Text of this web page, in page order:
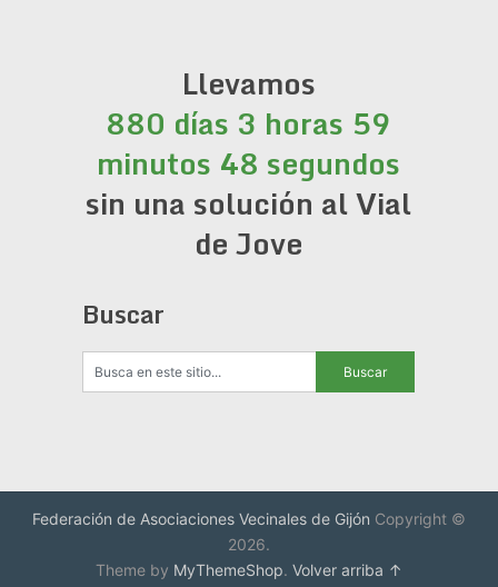
Llevamos
880 días 3 horas 59
minutos 48 segundos
sin una solución al Vial
de Jove
Buscar
Federación de Asociaciones Vecinales de Gijón Copyright ©
2026.
Theme by MyThemeShop. Volver arriba ↑